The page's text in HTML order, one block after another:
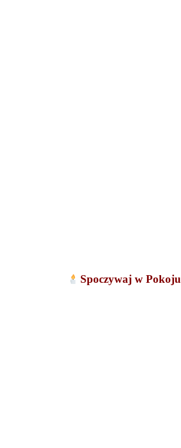
Spoczywaj w Pokoju